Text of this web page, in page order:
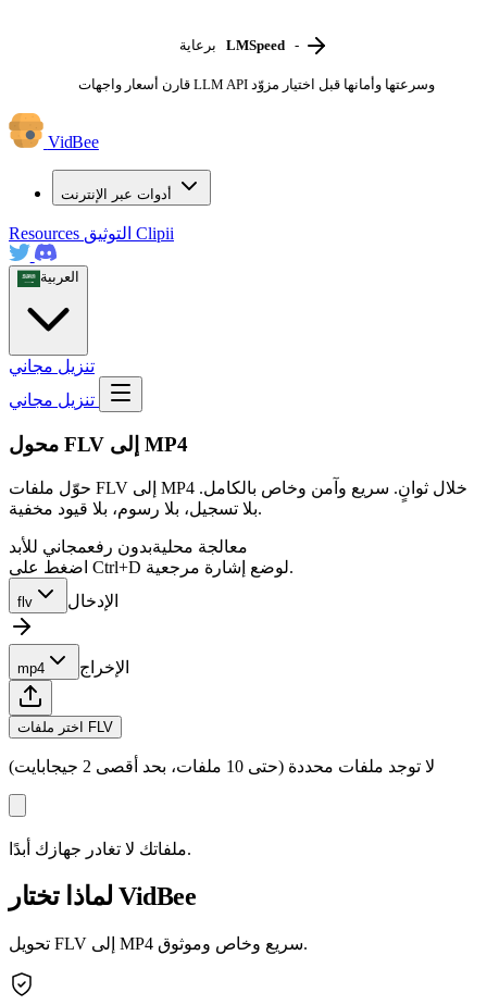
برعاية LMSpeed -
قارن أسعار واجهات LLM API وسرعتها وأمانها قبل اختيار مزوّد
VidBee
أدوات عبر الإنترنت
Resources Clipii
العربية
تنزيل مجاني
محول FLV إلى MP4
حوّل ملفات FLV إلى MP4 خلال ثوانٍ. سريع وآمن وخاص بالكامل.
بلا تسجيل، بلا رسوم، بلا قيود مخفية.
معالجة محليةبدون رفعمجاني للأبد
اضغط على Ctrl+D لوضع إشارة مرجعية.
flv الإدخال
mp4 الإخراج
اختر ملفات FLV
لا توجد ملفات محددة (حتى 10 ملفات، بحد أقصى 2 جيجابايت)
ملفاتك لا تغادر جهازك أبدًا.
لماذا تختار VidBee
تحويل FLV إلى MP4 سريع وخاص وموثوق.